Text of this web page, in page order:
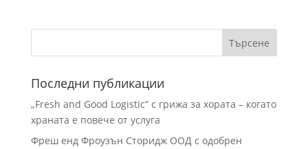
Последни публикации
„Fresh and Good Logistic“ с грижа за хората – когато
храната е повече от услуга
Фреш енд Фроузън Сторидж ООД с одобрен